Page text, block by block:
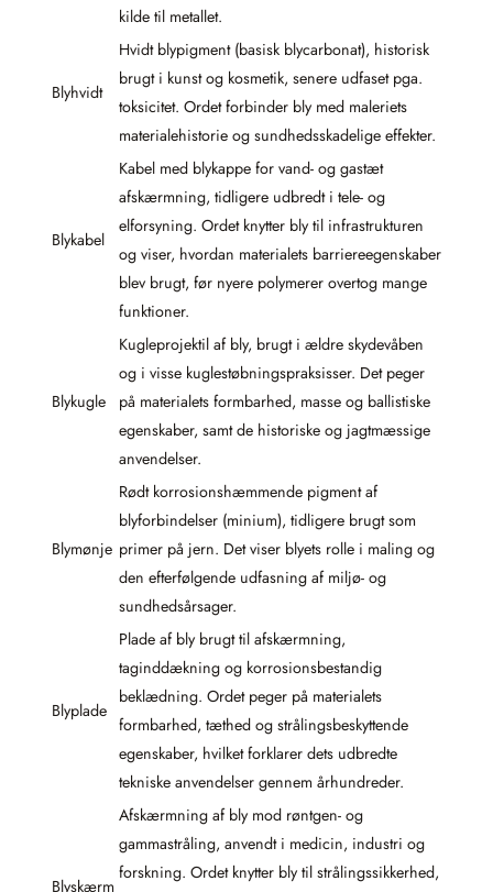
kilde til metallet.
Blyhvidt
Hvidt blypigment (basisk blycarbonat), historisk
brugt i kunst og kosmetik, senere udfaset pga.
toksicitet. Ordet forbinder bly med maleriets
materialehistorie og sundhedsskadelige effekter.
Blykabel
Kabel med blykappe for vand- og gas­tæt
afskærmning, tidligere udbredt i tele- og
elforsyning. Ordet knytter bly til infrastrukturen
og viser, hvordan materialets barriereegenskaber
blev brugt, før nyere polymerer overtog mange
funktioner.
Blykugle
Kugleprojektil af bly, brugt i ældre skydevåben
og i visse kuglestøbningspraksisser. Det peger
på materialets formbarhed, masse og ballistiske
egenskaber, samt de historiske og jagtmæssige
anvendelser.
Blymønje
Rødt korrosionshæmmende pigment af
blyforbindelser (minium), tidligere brugt som
primer på jern. Det viser blyets rolle i maling og
den efterfølgende udfasning af miljø- og
sundhedsårsager.
Blyplade
Plade af bly brugt til afskærmning,
taginddækning og korrosionsbestandig
beklædning. Ordet peger på materialets
formbarhed, tæthed og strålingsbeskyttende
egenskaber, hvilket forklarer dets udbredte
tekniske anvendelser gennem århundreder.
Blyskærm
Afskærmning af bly mod røntgen- og
gammastråling, anvendt i medicin, industri og
forskning. Ordet knytter bly til strålingssikkerhed,